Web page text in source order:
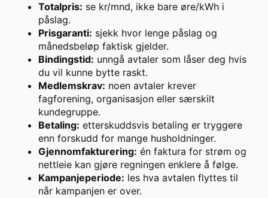
Totalpris: se kr/mnd, ikke bare øre/kWh i
påslag.
Prisgaranti: sjekk hvor lenge påslag og
månedsbeløp faktisk gjelder.
Bindingstid: unngå avtaler som låser deg hvis
du vil kunne bytte raskt.
Medlemskrav: noen avtaler krever
fagforening, organisasjon eller særskilt
kundegruppe.
Betaling: etterskuddsvis betaling er tryggere
enn forskudd for mange husholdninger.
Gjennomfakturering: én faktura for strøm og
nettleie kan gjøre regningen enklere å følge.
Kampanjeperiode: les hva avtalen flyttes til
når kampanjen er over.